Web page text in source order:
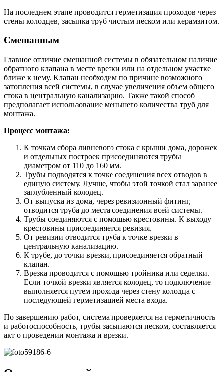
На последнем этапе проводится герметизация проходов через
стены колодцев, засыпка труб чистым песком или керамзитом.
Смешанным
Главное отличие смешанной системы в обязательном наличие
обратного клапана в месте врезки или на отдельном участке
ближе к нему. Клапан необходим по причине возможного
затопления всей системы, в случае увеличения объем общего
стока в центральную канализацию. Также такой способ
предполагает использование меньшего количества труб для
монтажа.
Процесс монтажа:
К точкам сбора ливневого стока с крыши дома, дорожек
и отдельных построек присоединяются трубы
диаметром от 110 до 160 мм.
Трубы подводятся к точке соединения всех отводов в
единую систему. Лучше, чтобы этой точкой стал заранее
заглубленный колодец.
От выпуска из дома, через ревизионный фитинг,
отводится труба до места соединения всей системы.
Трубы соединяются с помощью крестовины. К выходу
крестовины присоединяется ревизия.
От ревизии отводится труба к точке врезки в
центральную канализацию.
К трубе, до точки врезки, присоединяется обратный
клапан.
Врезка проводится с помощью тройника или седелки.
Если точкой врезки является колодец, то подключение
выполняется путем прохода через стену колодца с
последующей герметизацией места входа.
По завершению работ, система проверяется на герметичность
и работоспособность, трубы засыпаются песком, составляется
акт о проведении монтажа и врезки.